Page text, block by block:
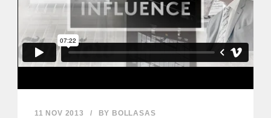
11 NOV 2013 / BY BOLLASAS